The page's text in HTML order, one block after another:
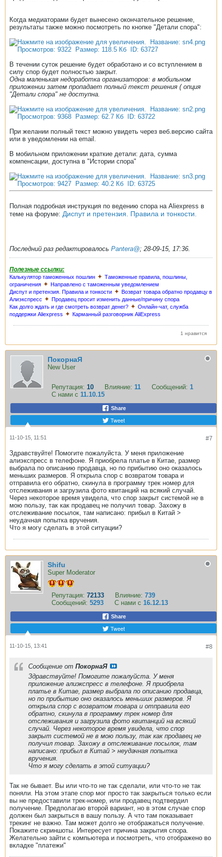
Когда медиаторами будет вынесено окончательное решение,
результаты также можно посмотреть по кнопке "Детали спора":
В течении суток решение будет обработано и со вступлением в
силу спор будет полностью закрыт.
Одна маленькая недоработка организаторов: в мобильном
приложении затем пропадает полный текст решения ( опция
"Детали спора" не доступна.
При желании полный текст можно увидеть через веб.версию сайта
или в уведомлении на email.
В мобильном приложении краткие детали: дата, сумма
компенсации, доступна в "Истории спора"
Полная подробная инструкция по ведению спора на Aliexpress в
теме на форуме: Диспут и претензия. Правила и тонкости.
Последний раз редактировалось Pantera@; 28-09-15, 17:36
Полезные ссылки:
Калькулятор таможенных пошлин ✦ Таможенные правила, пошлины,
ограничения ✦ Направлено с таможенным уведомлением
Диспут и претензия. Правила и тонкости ✦ Возврат товара обратно продавцу в
Алиэкспресс ✦ Продавец просит изменить данные/причину спора
Как долго ждать и где смотреть возврат денег? ✦ Онлайн-чат, служба
поддержки Aliexpress ✦ Карманный разговорник AliExpress
1 нравится
ПокорнаЯ
New User
Репутация: 10 Влияние: 11 Сообщений: 1
С нами с 11.10.15
Share
Tweet
#7
11-10-15, 11:51
Здравствуйте! Помогите пожалуйста. У меня приложение
алиэкспресс в телефоне. Я приобрела платье в Китае, размер
выбрала по описанию продавца, но по прибытию оно оказалось
меньших размеров. Я открыла спор с возвратом товара и
отправила его обратно, скинула в программу трек номер для
отслеживания и загрузила фото квитанций на всякий случай.
Через некоторое время увидела, что спор закрыт системой не в
мою пользу, так как продавец не получил товар. Захожу в
отслеживание посылок, там написано: прибыл в Китай >
неудачная попытка вручения.
Что я могу сделать в этой ситуации?
Shifu
Super Moderator
Репутация: 72133 Влияние: 739
Сообщений: 5293 С нами с 16.12.13
Share
Tweet
#8
11-10-15, 13:41
Сообщение от ПокорнаЯ
Здравствуйте! Помогите пожалуйста. У меня
приложение алиэкспресс в телефоне. Я приобрела
платье в Китае, размер выбрала по описанию продавца,
но по прибытию оно оказалось меньших размеров. Я
открыла спор с возвратом товара и отправила его
обратно, скинула в программу трек номер для
отслеживания и загрузила фото квитанций на всякий
случай. Через некоторое время увидела, что спор
закрыт системой не в мою пользу, так как продавец не
получил товар. Захожу в отслеживание посылок, там
написано: прибыл в Китай > неудачная попытка
вручения.
Что я могу сделать в этой ситуации?
Так не бывает. Вы или что-то не так сделали, или что-то не так
поняли. На этом этапе спор мог просто так закрыться только если
вы не предоставили трек-номер, или продавец подтвердил
получение. Предполагаю второй вариант, но в этом случае спор
должен был закрыться в вашу пользу. А что там показывает
трекинг не важно. Там может долго не отображаться получение.
Покажите скриншоты. Интересует причина закрытия спора.
Желательно зайти с компьютера и посмотреть, что отображено во
вкладке "платежи"